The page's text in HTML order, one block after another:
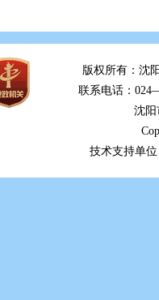
版权所有：沈
联系电话：
沈阳
技术支持单